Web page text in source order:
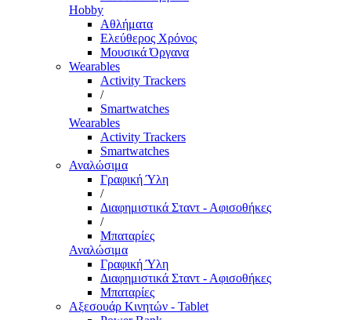
Hobby
Αθλήματα
Ελεύθερος Χρόνος
Μουσικά Όργανα
Wearables
Activity Trackers
/
Smartwatches
Wearables
Activity Trackers
Smartwatches
Αναλώσιμα
Γραφική Ύλη
/
Διαφημιστικά Σταντ - Αφισοθήκες
/
Μπαταρίες
Αναλώσιμα
Γραφική Ύλη
Διαφημιστικά Σταντ - Αφισοθήκες
Μπαταρίες
Αξεσουάρ Κινητών - Tablet